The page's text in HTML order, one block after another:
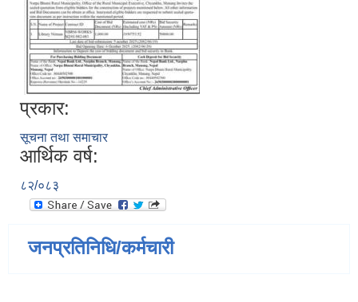
प्रकार:
सूचना तथा समाचार
आर्थिक वर्ष:
८२/०८३
जनप्रतिनिधि/कर्मचारी